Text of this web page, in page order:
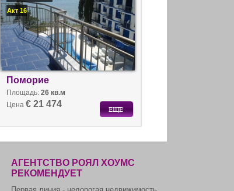
Акт 16
Поморие
Площадь: 26 кв.м
Цена € 21 474
АГЕНТСТВО РОЯЛ ХОУМС
РЕКОМЕНДУЕТ